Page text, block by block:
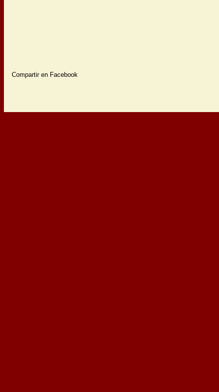
Compartir en Facebook